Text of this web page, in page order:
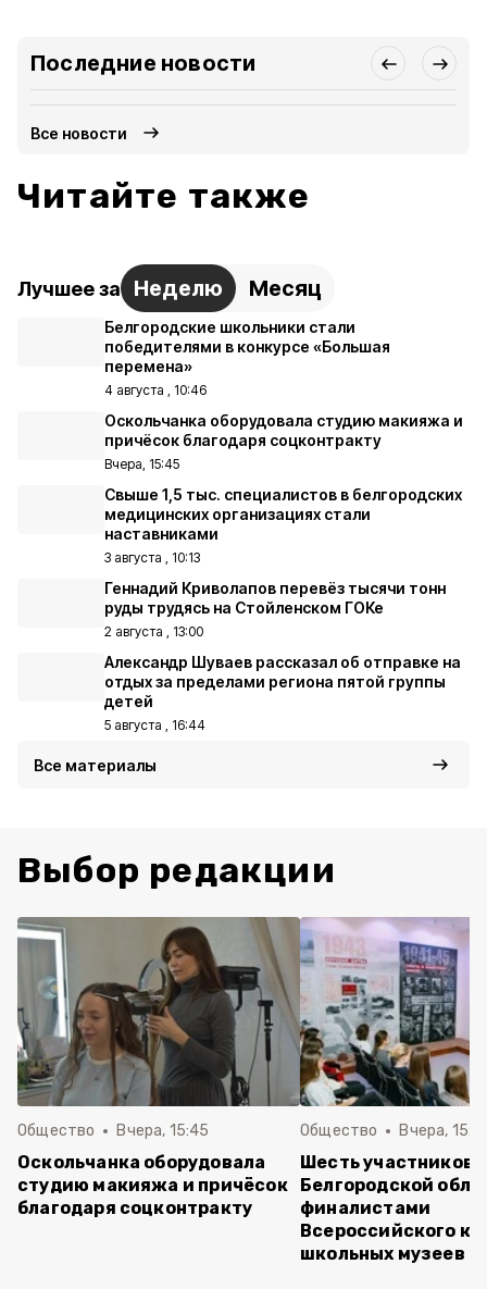
Последние новости
Все новости
Читайте также
Лучшее за Неделю Месяц
Белгородские школьники стали
победителями в конкурсе «Большая
перемена»
4 августа , 10:46
Оскольчанка оборудовала студию макияжа и
причёсок благодаря соцконтракту
Вчера, 15:45
Свыше 1,5 тыс. специалистов в белгородских
медицинских организациях стали
наставниками
3 августа , 10:13
Геннадий Криволапов перевёз тысячи тонн
руды трудясь на Стойленском ГОКе
2 августа , 13:00
Александр Шуваев рассказал об отправке на
отдых за пределами региона пятой группы
детей
5 августа , 16:44
Все материалы
Выбор редакции
Общество Вчера, 15:45
Оскольчанка оборудовала
студию макияжа и причёсок
благодаря соцконтракту
Общество Вчера,
Шесть участников
Белгородской
финалистами
Всероссийского
школьных музеев